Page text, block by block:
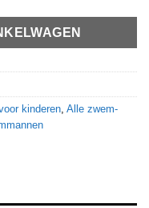
kinderen Alle zwem-